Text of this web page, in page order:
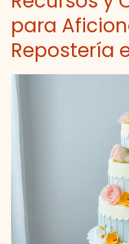
para
Repostería